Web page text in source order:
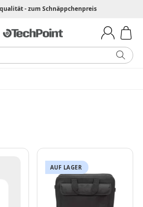
- zum Schnäppchenpreis
AUF LAGER